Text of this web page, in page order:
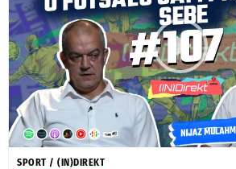
SPORT / (IN)DIREKT